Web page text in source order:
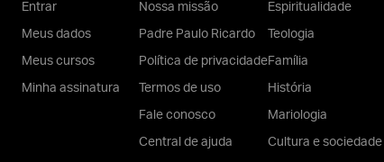
Entrar
Meus dados
Meus cursos
Minha assinatura
Nossa missão
Padre Paulo Ricardo
Política de privacidade
Termos de uso
Fale conosco
Central de ajuda
Espiritualidade
Teologia
Família
História
Mariologia
Cultura e sociedade